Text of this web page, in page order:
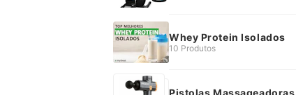
Whey Protein Isolados
10 Produtos
Pistolas Massageadoras